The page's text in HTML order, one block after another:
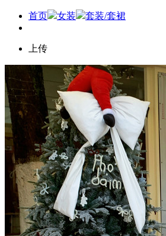
首页 女装 套装/套裙
上传